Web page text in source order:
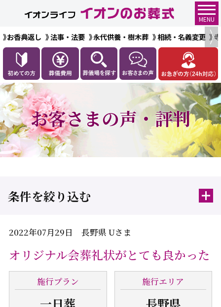
MENU
お香典返し 法事・法要 永代供養・樹木葬 相続・名義変更
お客さまの声・評判
条件を絞り込む
2022年07月29日 長野県 Uさま
オリジナル会葬礼状がとても良かった
施行プラン
一日葬
施行エリア
長野県